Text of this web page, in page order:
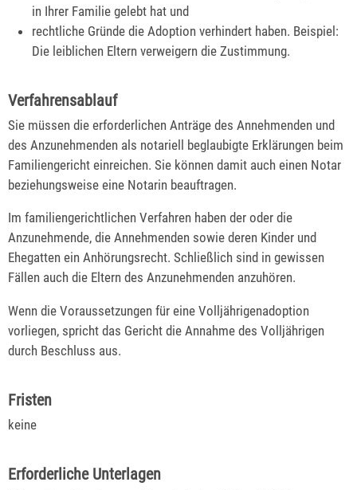
in Ihrer Familie gelebt hat und
rechtliche Gründe die Adoption verhindert haben. Beispiel:
Die leiblichen Eltern verweigern die Zustimmung.
Verfahrensablauf
Sie müssen die erforderlichen Anträge des Annehmenden und
des Anzunehmenden als notariell beglaubigte Erklärungen beim
Familiengericht einreichen. Sie können damit auch einen Notar
beziehungsweise eine Notarin beauftragen.
Im familiengerichtlichen Verfahren haben der oder die
Anzunehmende, die Annehmenden sowie deren Kinder und
Ehegatten ein Anhörungsrecht. Schließlich sind in gewissen
Fällen auch die Eltern des Anzunehmenden anzuhören.
Wenn die Voraussetzungen für eine Volljährigenadoption
vorliegen, spricht das Gericht die Annahme des Volljährigen
durch Beschluss aus.
Fristen
keine
Erforderliche Unterlagen